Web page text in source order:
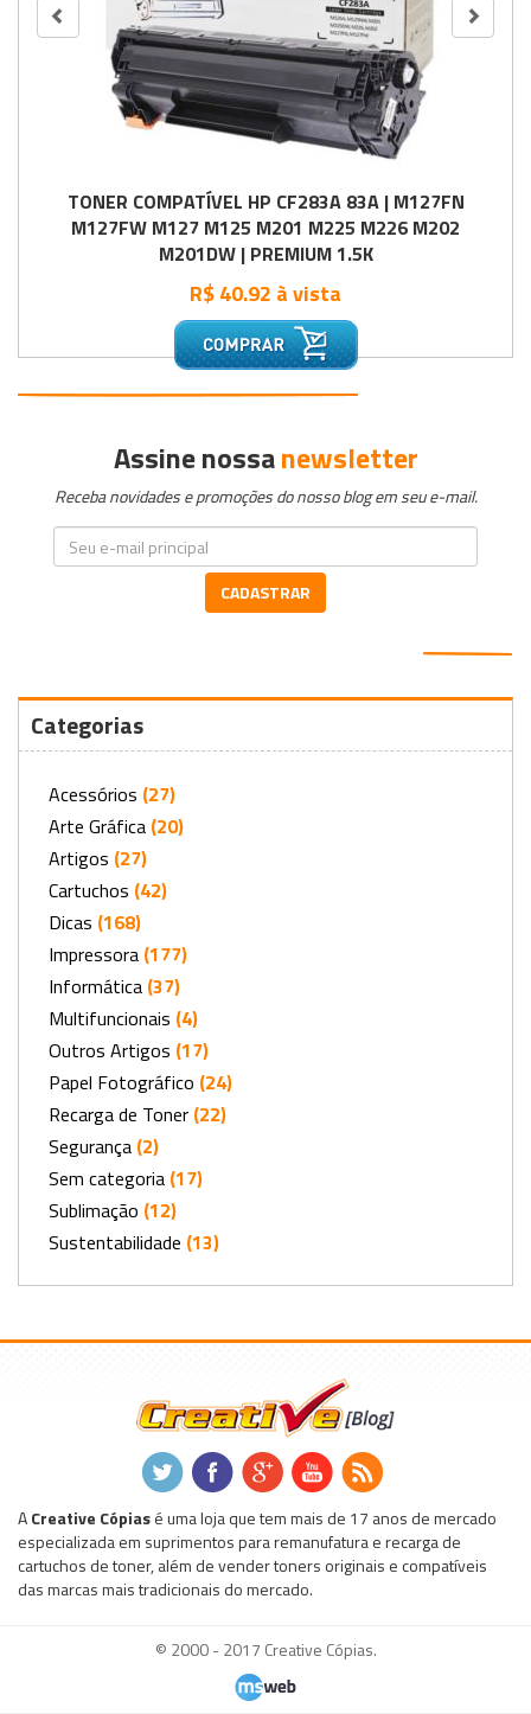
TONER COMPATÍVEL HP CF283A 83A | M127FN
M127FW M127 M125 M201 M225 M226 M202
M201DW | PREMIUM 1.5K
R$ 40.92 à vista
•••
Assine nossanewsletter
Receba novidades e promoções do nosso blog em seu e-mail.
CADASTRAR
Categorias
Acessórios (27)
Arte Gráfica (20)
Artigos (27)
Cartuchos (42)
Dicas (168)
Impressora (177)
Informática (37)
Multifuncionais (4)
Outros Artigos (17)
Papel Fotográfico (24)
Recarga de Toner (22)
Segurança (2)
Sem categoria (17)
Sublimação (12)
Sustentabilidade (13)
. . . . .
ACreative Cópiasé uma loja que tem mais de 17 anos de mercado
especializada em suprimentos para remanufatura e recarga de
cartuchos de toner, além de vender toners originais e compatíveis
das marcas mais tradicionais do mercado.
© 2000 - 2017 Creative Cópias.